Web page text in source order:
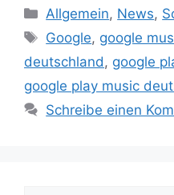
Kategorien
Allgemein, News,
Schlagwörter
Google, google
deutschland , google
google play music
Schreibe einen